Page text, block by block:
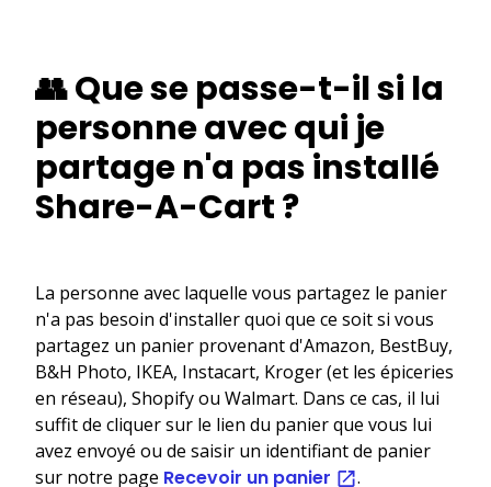
👥 Que se passe-t-il si la
personne avec qui je
partage n'a pas installé
Share-A-Cart ?
La personne avec laquelle vous partagez le panier
n'a pas besoin d'installer quoi que ce soit si vous
partagez un panier provenant d'Amazon, BestBuy,
B&H Photo, IKEA, Instacart, Kroger (et les épiceries
en réseau), Shopify ou Walmart. Dans ce cas, il lui
suffit de cliquer sur le lien du panier que vous lui
avez envoyé ou de saisir un identifiant de panier
sur notre page Recevoir un panier .